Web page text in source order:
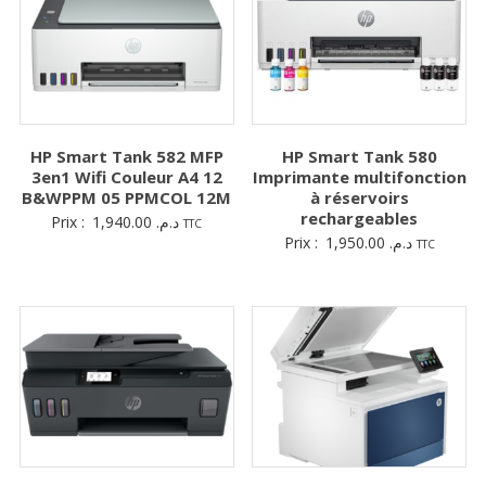
HP Smart Tank 582 MFP
3en1 Wifi Couleur A4 12
B&WPPM 05 PPMCOL 12M
Prix : د.م. TTC
HP Smart Tank 580
Imprimante multifonction
à réservoirs
rechargeables
Prix : د.م. TTC